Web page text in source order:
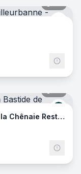
Ibis
Logis Hôtel la Bastide de Grignan et la Chênaie Restaurant